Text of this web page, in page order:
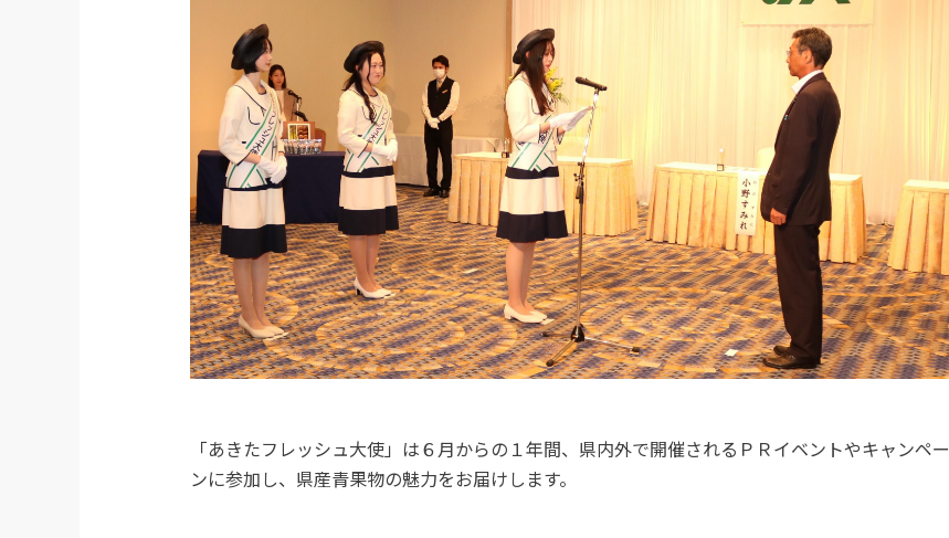
「あきたフレッシュ大使」は６月からの１年間、県内外で開催されるＰＲイベントやキャンペー
ンに参加し、県産青果物の魅力をお届けします。